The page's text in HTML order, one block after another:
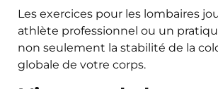
Les exercices pour les lombaires
athlète professionnel ou un
non seulement la stabilité de la
globale de votre corps.